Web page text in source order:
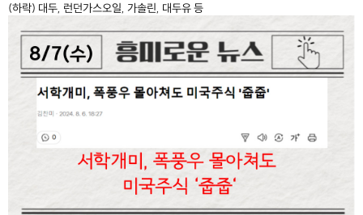
(하락) 대두, 런던가스오일, 가솔린, 대두유 등